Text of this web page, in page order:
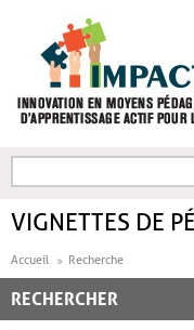
FORMULAIRE DE
VIGNETTES DE
Accueil Recherche
RECHERCHER